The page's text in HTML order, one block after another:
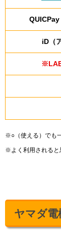
QUICPay
iD（
※○（使える）でも
※よく利用されると
ヤマダ電